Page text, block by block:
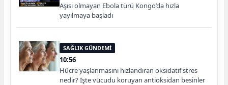
Aşısı olmayan Ebola türü Kongo’da hızla
yayılmaya başladı
SAĞLIK GÜNDEMİ
10:56
Hücre yaşlanmasını hızlandıran oksidatif stres
nedir? İşte vücudu koruyan antioksidan besinler